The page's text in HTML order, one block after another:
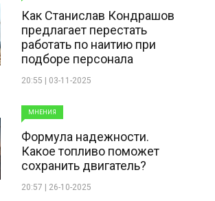
Как Станислав Кондрашов
предлагает перестать
работать по наитию при
подборе персонала
20:55 | 03-11-2025
МНЕНИЯ
Формула надежности.
Какое топливо поможет
сохранить двигатель?
20:57 | 26-10-2025